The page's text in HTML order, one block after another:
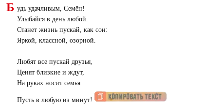
Б удь удачливым, Семён!
Улыбайся в день любой.
Станет жизнь пускай, как сон:
Яркой, классной, озорной.
Любят все пускай друзья,
Ценят близкие и ждут,
На руках носит семья
Пусть в любую из минут!